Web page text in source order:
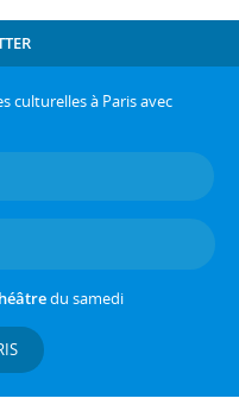
culturelles à Paris avec
du samedi